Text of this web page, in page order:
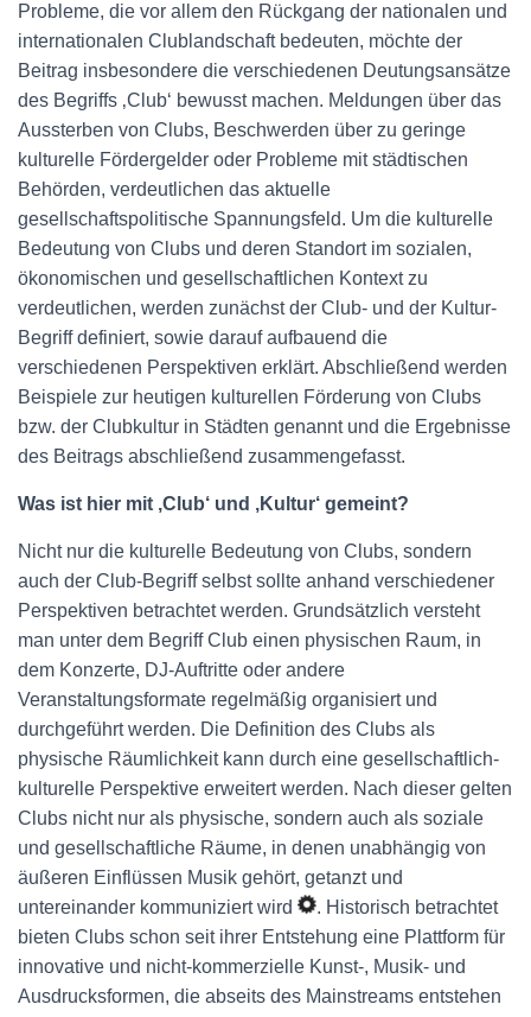
Probleme, die vor allem den Rückgang der nationalen und
internationalen Clublandschaft bedeuten, möchte der
Beitrag insbesondere die verschiedenen Deutungsansätze
des Begriffs ‚Club‘ bewusst machen. Meldungen über das
Aussterben von Clubs, Beschwerden über zu geringe
kulturelle Fördergelder oder Probleme mit städtischen
Behörden, verdeutlichen das aktuelle
gesellschaftspolitische Spannungsfeld. Um die kulturelle
Bedeutung von Clubs und deren Standort im sozialen,
ökonomischen und gesellschaftlichen Kontext zu
verdeutlichen, werden zunächst der Club- und der Kultur-
Begriff definiert, sowie darauf aufbauend die
verschiedenen Perspektiven erklärt. Abschließend werden
Beispiele zur heutigen kulturellen Förderung von Clubs
bzw. der Clubkultur in Städten genannt und die Ergebnisse
des Beitrags abschließend zusammengefasst.
Was ist hier mit ‚Club‘ und ‚Kultur‘ gemeint?
Nicht nur die kulturelle Bedeutung von Clubs, sondern
auch der Club-Begriff selbst sollte anhand verschiedener
Perspektiven betrachtet werden. Grundsätzlich versteht
man unter dem Begriff Club einen physischen Raum, in
dem Konzerte, DJ-Auftritte oder andere
Veranstaltungsformate regelmäßig organisiert und
durchgeführt werden. Die Definition des Clubs als
physische Räumlichkeit kann durch eine gesellschaftlich-
kulturelle Perspektive erweitert werden. Nach dieser gelten
Clubs nicht nur als physische, sondern auch als soziale
und gesellschaftliche Räume, in denen unabhängig von
äußeren Einflüssen Musik gehört, getanzt und
untereinander kommuniziert wird
. Historisch betrachtet
bieten Clubs schon seit ihrer Entstehung eine Plattform für
innovative und nicht-kommerzielle Kunst-, Musik- und
Ausdrucksformen, die abseits des Mainstreams entstehen